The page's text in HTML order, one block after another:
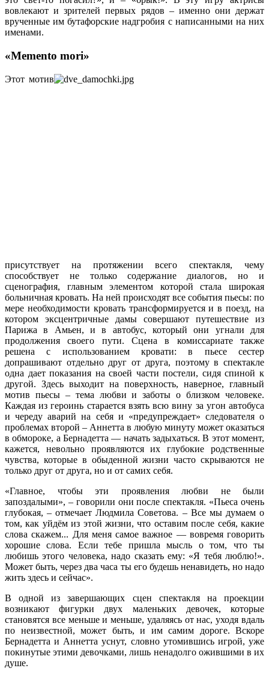
вовлекают и зрителей первых рядов – именно они держат
врученные им бутафорские надгробия с написанными на них
именами.
«Memento mori»
Этот мотив
присутствует на протяжении всего спектакля, чему
способствует не только содержание диалогов, но и
сценография, главным элементом которой стала широкая
больничная кровать. На ней происходят все события пьесы: по
мере необходимости кровать трансформируется и в поезд, на
котором эксцентричные дамы совершают путешествие из
Парижа в Амьен, и в автобус, который они угнали для
продолжения своего пути. Сцена в комиссариате также
решена с использованием кровати: в пьесе сестер
допрашивают отдельно друг от друга, поэтому в спектакле
одна дает показания на своей части постели, сидя спиной к
другой. Здесь выходит на поверхность, наверное, главный
мотив пьесы – тема любви и заботы о близком человеке.
Каждая из героинь старается взять всю вину за угон автобуса
и череду аварий на себя и «предупреждает» следователя о
проблемах второй – Аннетта в любую минуту может оказаться
в обмороке, а Бернадетта — начать задыхаться. В этот момент,
кажется, невольно проявляются их глубокие родственные
чувства, которые в обыденной жизни часто скрываются не
только друг от друга, но и от самих себя.
«Главное, чтобы эти проявления любви не были
запоздалыми», – говорили они после спектакля. «Пьеса очень
глубокая, – отмечает Людмила Советова. – Все мы думаем о
том, как уйдём из этой жизни, что оставим после себя, какие
слова скажем... Для меня самое важное — вовремя говорить
хорошие слова. Если тебе пришла мысль о том, что ты
любишь этого человека, надо сказать ему: «Я тебя люблю!».
Может быть, через два часа ты его будешь ненавидеть, но надо
жить здесь и сейчас».
В одной из завершающих сцен спектакля на проекции
возникают фигурки двух маленьких девочек, которые
становятся все меньше и меньше, удаляясь от нас, уходя вдаль
по неизвестной, может быть, и им самим дороге. Вскоре
Бернадетта и Аннетта уснут, словно утомившись игрой, уже
покинутые этими девочками, лишь ненадолго ожившими в их
душе.